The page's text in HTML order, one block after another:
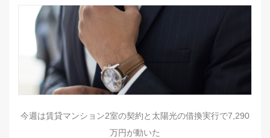
今週は賃貸マンション2室の契約と太陽光の借換実行で7,290
万円が動いた